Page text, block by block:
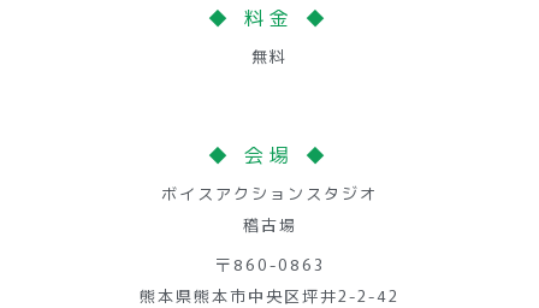
◆ 料金 ◆
無料
◆ 会場 ◆
ボイスアクションスタジオ
稽古場
〒860-0863
熊本県熊本市中央区坪井2-2-42